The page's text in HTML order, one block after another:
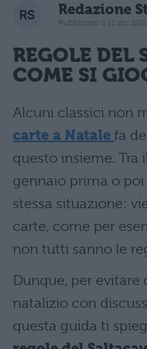
Redazione
Pubblicato il 11 dic
REGOLE DEL
COME SI
Alcuni classici non
carte a Natalefa
questo insieme. Tra
gennaio prima o
stessa situazione:
carte, come per
non tutti sanno le
Dunque, per evitare
natalizio con
questa guida ti